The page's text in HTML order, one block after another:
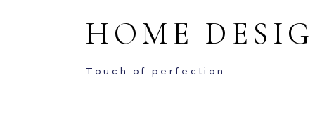
HOME
Touch of perfection